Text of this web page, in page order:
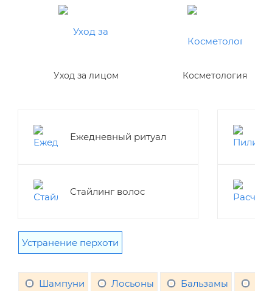
Уход за лицом Косметология
Ежедневный ритуал
Стайлинг волос
Устранение перхоти
Шампуни Лосьоны Бальзамы